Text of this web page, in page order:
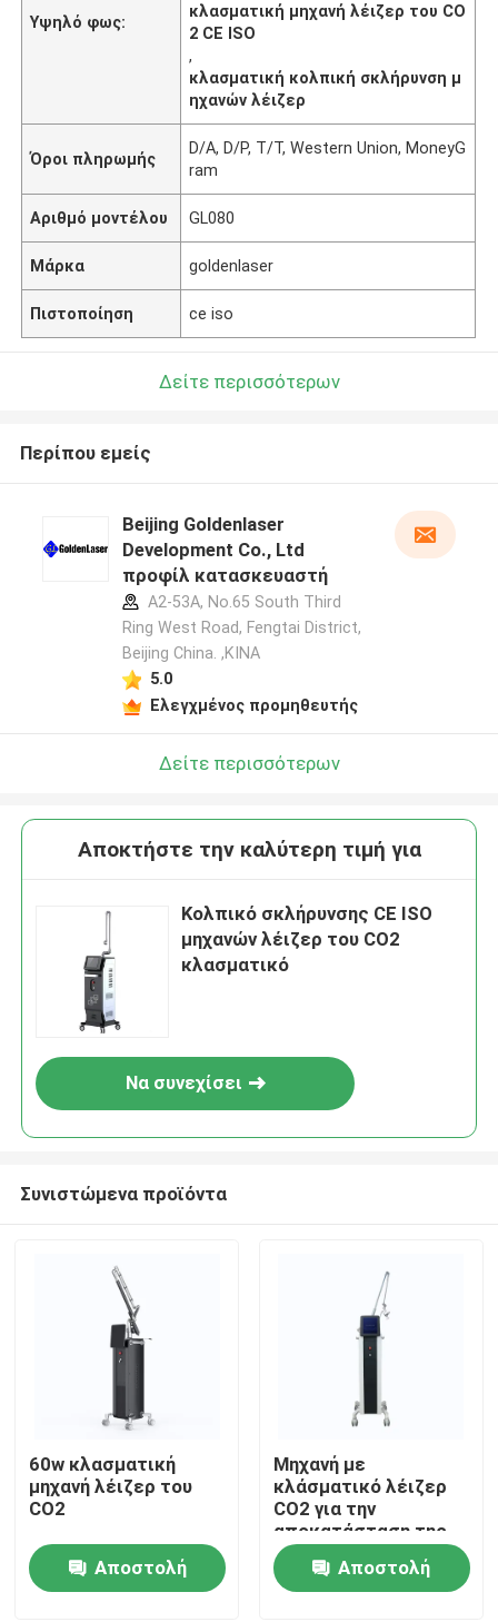
Σπίτι
Προϊόντα
Υψηλό φως:
κλασματική μηχανή λέιζερ του CO
2 CE ISO
,
κλασματική κολπική σκλήρυνση μ
ηχανών λέιζερ
Όροι πληρωμής
D/A, D/P, T/T, Western Union, MoneyG
ram
Αριθμό μοντέλου GL080
Μάρκα goldenlaser
Πιστοποίηση ce iso
Δείτε περισσότερων
Περίπου εμείς
Beijing Goldenlaser
Development Co., Ltd
προφίλ κατασκευαστή
A2-53A, No.65 South Third
Ring West Road, Fengtai District,
Beijing China. ,ΚΙΝΑ
5.0
Ελεγχμένος προμηθευτής
Δείτε περισσότερων
Αποκτήστε την καλύτερη τιμή για
Κολπικό σκλήρυνσης CE ISO
μηχανών λέιζερ του CO2
κλασματικό
Να συνεχίσει
Συνιστώμενα προϊόντα
60w κλασματική
μηχανή λέιζερ του
CO2
Αποστολή
Μηχανή με
κλάσματικό λέιζερ
CO2 για την
αποκατάσταση της
επιφάνειας του
δέρματοςΑποστολή